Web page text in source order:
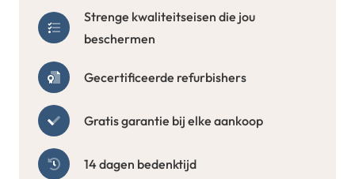
Strenge kwaliteitseisen die jou
beschermen
Gecertificeerde refurbishers
Gratis garantie bij elke aankoop
14 dagen bedenktijd